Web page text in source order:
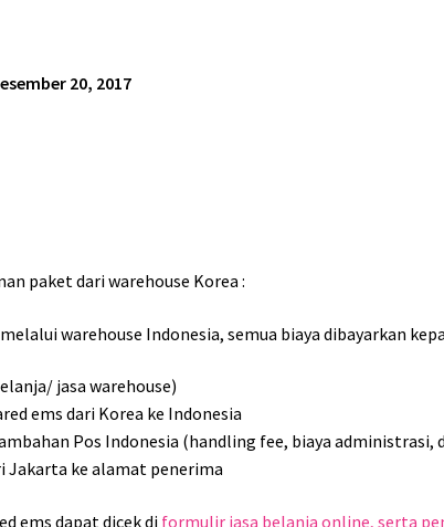
20, 2017
paket dari warehouse Korea :
warehouse Indonesia, semua biaya dibayarkan
jasa warehouse)
ems dari Korea ke Indonesia
Pos Indonesia (handling fee, biaya administrasi,
Jakarta ke alamat penerima
ems dapat dicek di formulir jasa belanja online, serta